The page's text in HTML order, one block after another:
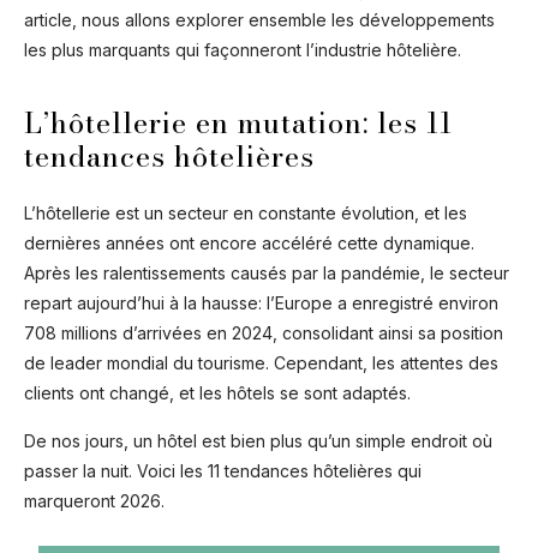
article, nous allons explorer ensemble les développements
les plus marquants qui façonneront l’industrie hôtelière.
L’hôtellerie en mutation: les 11
tendances hôtelières
L’hôtellerie est un secteur en constante évolution, et les
dernières années ont encore accéléré cette dynamique.
Après les ralentissements causés par la pandémie, le secteur
repart aujourd’hui à la hausse: l’Europe a enregistré environ
708 millions d’arrivées en 2024, consolidant ainsi sa position
de leader mondial du tourisme. Cependant, les attentes des
clients ont changé, et les hôtels se sont adaptés.
De nos jours, un hôtel est bien plus qu’un simple endroit où
passer la nuit. Voici les 11 tendances hôtelières qui
marqueront 2026.